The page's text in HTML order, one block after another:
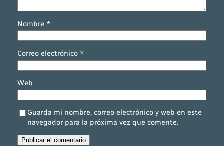
Nombre *
Correo electrónico *
Web
Guarda mi nombre, correo electrónico y web en este
navegador para la próxima vez que comente.